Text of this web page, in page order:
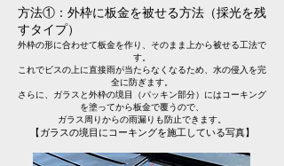
方法①：外枠に板金を被せる方法（採光を残
すタイプ）
外枠の形に合わせて板金を作り、そのまま上から被せる工法で
す。
これでビスの上に直接雨が当たらなくなるため、水の侵入を完
全に防ぎます。
さらに、ガラスと外枠の境目（パッキン部分）にはコーキング
を塗ってから板金で覆うので、
ガラス周りからの雨漏りも防止できます。
【ガラスの境目にコーキングを施工している写真】